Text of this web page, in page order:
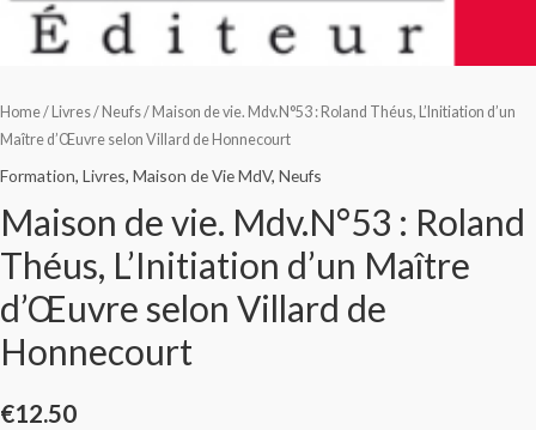
Home/ Livres/ Neufs/ Maison de vie. Mdv.N°53 : Roland Théus, L’Initiation d’un
Maître d’Œuvre selon Villard de Honnecourt
Formation, Livres, Maison de Vie MdV, Neufs
Maison de vie. Mdv.N°53 : Roland
Théus, L’Initiation d’un Maître
d’Œuvre selon Villard de
Honnecourt
€12.50